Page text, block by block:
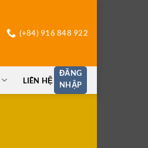
(+84) 916 848 922
LIÊN HỆ
ĐĂNG
NHẬP